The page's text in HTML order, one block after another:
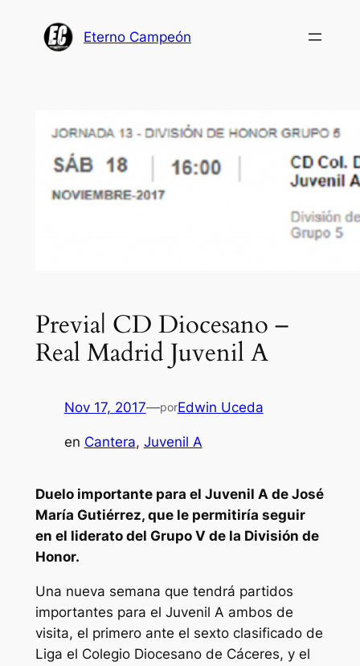
Eterno Campeón
Previa| CD Diocesano –
Real Madrid Juvenil A
Nov 17, 2017—porEdwin Uceda
en Cantera, Juvenil A
Duelo importante para el Juvenil A de José
María Gutiérrez, que le permitiría seguir
en el liderato del Grupo V de la División de
Honor.
Una nueva semana que tendrá partidos
importantes para el Juvenil A ambos de
visita, el primero ante el sexto clasificado de
Liga el Colegio Diocesano de Cáceres, y el